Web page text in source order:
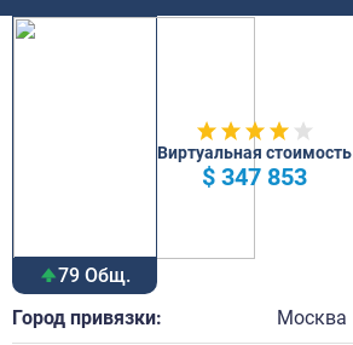
79 Общ.
Виртуальная стоимость
$ 347 853
Город привязки: Москва